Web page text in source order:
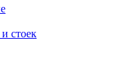
стоек